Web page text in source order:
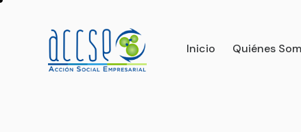
Inicio Quiénes